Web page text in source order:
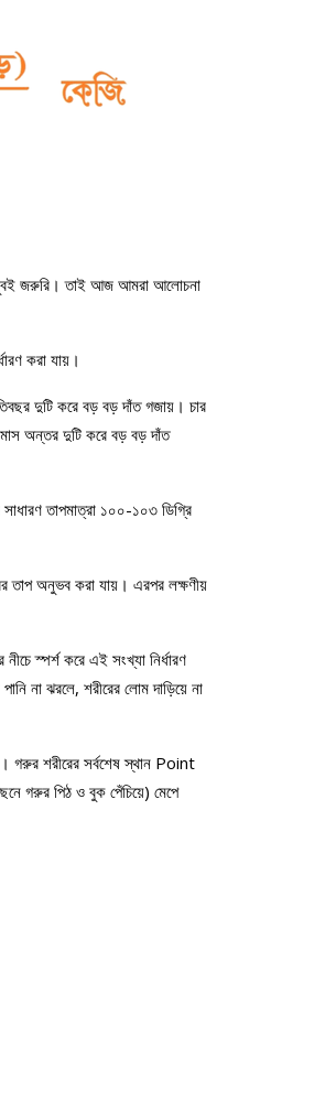
খুবই জরুরি। তাই আজ আমরা আলোচনা
করা যায়।
দুটি করে বড় বড় দাঁত গজায়। চার
মাস অন্তর দুটি করে বড় বড় দাঁত
সাধারণ তাপমাত্রা ১০০-১০৩ ডিগ্রি
তাপ অনুভব করা যায়। এরপর লক্ষণীয়
স্পর্শ করে এই সংখ্যা নির্ধারণ
না ঝরলে, শরীরের লােম দাড়িয়ে না
গরুর শরীরের সর্বশেষ স্থান Point
গরুর পিঠ ও বুক পেঁচিয়ে) মেপে